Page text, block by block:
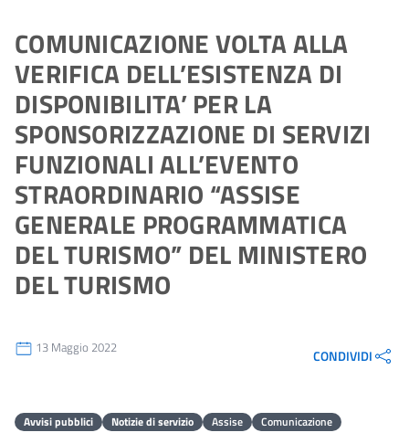
COMUNICAZIONE VOLTA ALLA
VERIFICA DELL’ESISTENZA DI
DISPONIBILITA’ PER LA
SPONSORIZZAZIONE DI SERVIZI
FUNZIONALI ALL’EVENTO
STRAORDINARIO “ASSISE
GENERALE PROGRAMMATICA
DEL TURISMO” DEL MINISTERO
DEL TURISMO
13 Maggio 2022 CONDIVIDI
Avvisi pubblici Notizie di servizio Assise Comunicazione